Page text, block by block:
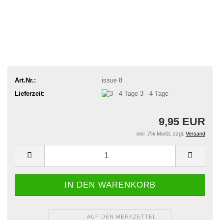
Art.Nr.:
issue 8
Lieferzeit:
3 - 4 Tage
9,95 EUR
inkl. 7% MwSt. zzgl. Versand
AUF DEN MERKZETTEL